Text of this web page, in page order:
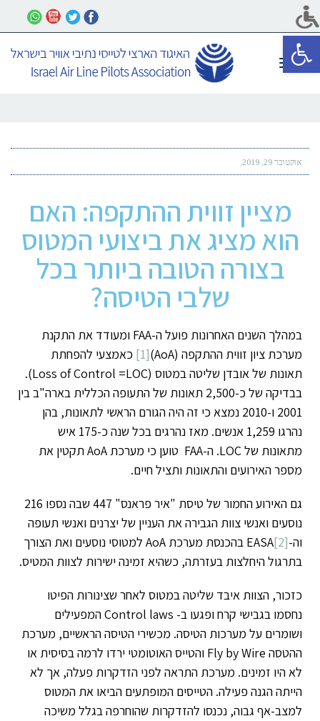
פתח סרגל נגישות
תפריט
אוקטובר 29, 2019
מציין זווית ההתקפה: האם
הוא מציג את ביצועי המטוס
בצורה הטובה ביותר בכל
שלבי הטיסה?
במהלך השנים האחרונות פועל ה-FAA ומעודד את התקנת
מערכת ציון זווית ההתקפה (AoA)
[1]
כאמצעי להפחתת
תאונות של אובדן שליטה במטוס (Loss of Control =LOC).
בבדיקה של כ-2,500 תאונות של התעופה הכללית בארה"ב בין
2001 ו-2010 נמצא כי זה היה הגורם הראשי לתאונות, בהן
נהרגו 1,259 אנשים. מאז נהרגים בכל שנה כ-175 איש
מתאונות של LOC. ה-FAA טוען כי מערכת AoA תקטין את
מספר האירועים והתאונות ותציל חיים.
גם האירוע החמור של טיסת "איר פראנס" 447 שבה נספו 216
נוסעים ואנשי צוות הגבירה את העניין של יצרנים ואנשי תעופה
וה-[2]
EASA בהכנסת מערכת AoA למטוסי נוסעים ואת הצורך
בתרגול היחלצות בעזרתה, כשהיא זמינה ישירות לצוות המטיס.
כזכור, הצוות איבד שליטה במטוס לאחר שצינורות הפיטו
נחסמו בגבישי קרח ופגעו ב- Control laws המפעילים
ושומרים על מערכות הטיסה. מכשירי הטיסה הראשיים, מערכת
ההטסה Fly by Wire והטייס האוטומטי ירדו לרמה בסיסית או
לא היו זמינים. מערכת התראה לפני הזדקרות פעלה, אך לא
הייתה הגנה פעילה. הטייסים המופתעים הביאו את המטוס
למצב-אף גבוה, נכנסו להזדקרות שהוחרפה בגלל משיכה